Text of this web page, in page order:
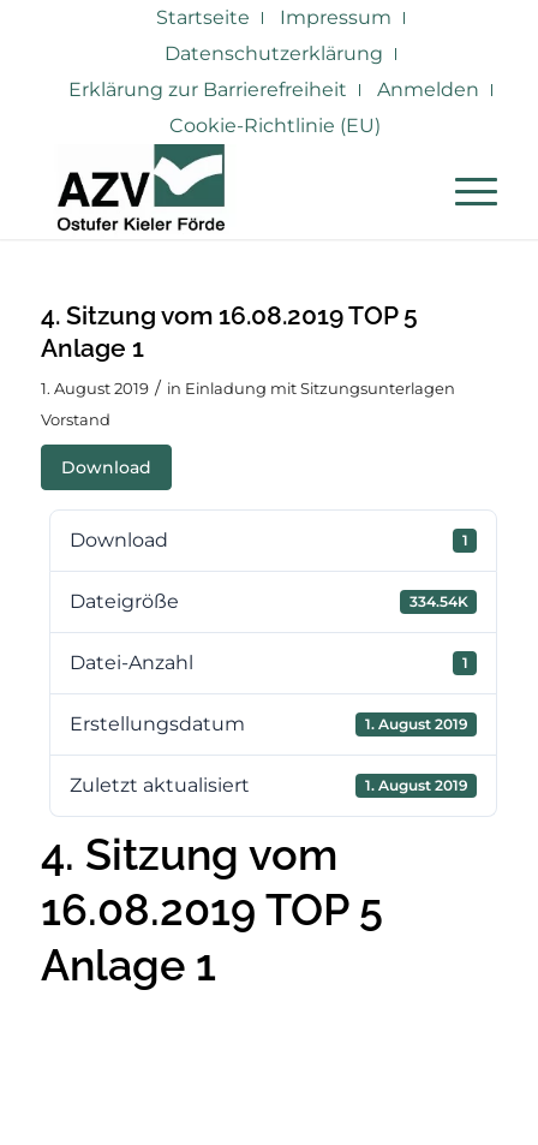
Startseite
Impressum
Datenschutzerklärung
Erklärung zur Barrierefreiheit
Anmelden
Cookie-Richtlinie (EU)
4. Sitzung vom 16.08.2019 TOP 5
Anlage 1
1. August 2019 / in Einladung mit Sitzungsunterlagen
Vorstand
Download
Download 1
Dateigröße 334.54K
Datei-Anzahl 1
Erstellungsdatum 1. August 2019
Zuletzt aktualisiert 1. August 2019
4. Sitzung vom
16.08.2019 TOP 5
Anlage 1